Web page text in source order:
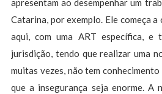
apresentam ao desempenhar um
Catarina, por exemplo. Ele começa
aqui, com uma ART específica, e
jurisdição, tendo que realizar uma
muitas vezes, não tem
que a insegurança seja enorme. A